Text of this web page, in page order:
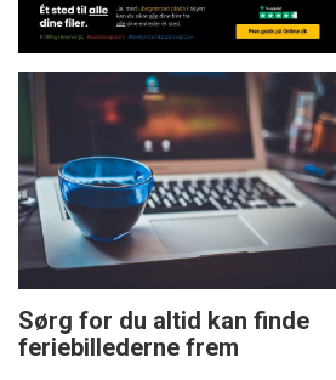
Sørg for du altid kan finde
feriebillederne frem